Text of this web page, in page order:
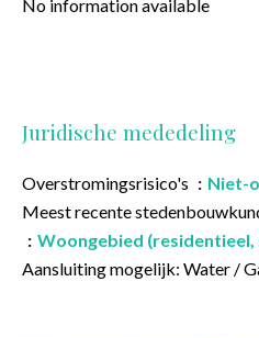
No information available
Juridische mededeling
Overstromingsrisico's
Niet-
Meest recente
Woongebied
Aansluiting mogelijk: Water /